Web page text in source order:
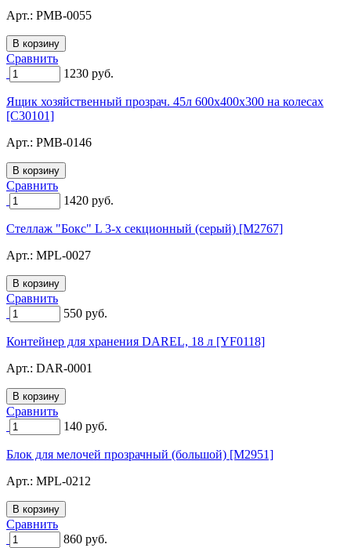
Арт.: PMB-0055
Сравнить
1230 руб.
Ящик хозяйственный прозрач. 45л 600x400x300 на колесах
[C30101]
Арт.: PMB-0146
Сравнить
1420 руб.
Стеллаж "Бокс" L 3-х секционный (серый) [M2767]
Арт.: MPL-0027
Сравнить
550 руб.
Контейнер для хранения DAREL, 18 л [YF0118]
Арт.: DAR-0001
Сравнить
140 руб.
Блок для мелочей прозрачный (большой) [M2951]
Арт.: MPL-0212
Сравнить
860 руб.